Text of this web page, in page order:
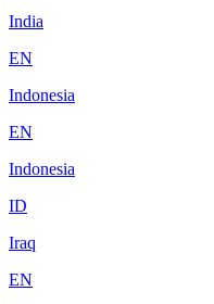
India
EN
Indonesia
EN
Indonesia
ID
Iraq
EN